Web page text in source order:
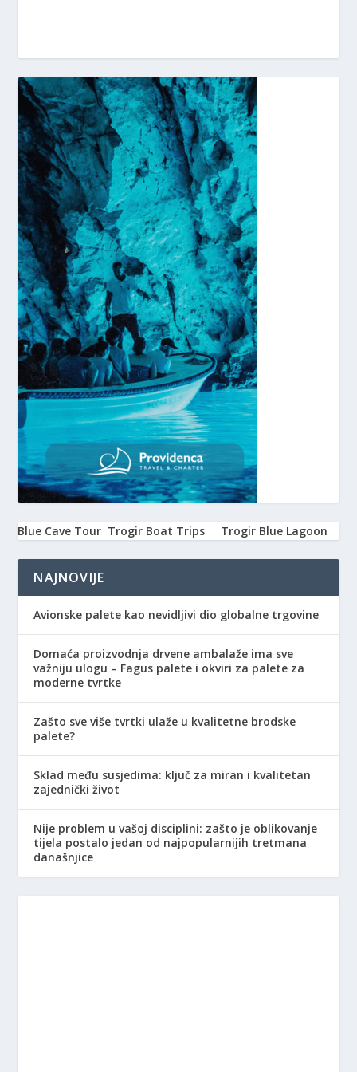
Blue Cave Tour Trogir Boat Trips Trogir Blue Lagoon
NAJNOVIJE
Avionske palete kao nevidljivi dio globalne trgovine
Domaća proizvodnja drvene ambalaže ima sve
važniju ulogu – Fagus palete i okviri za palete za
moderne tvrtke
Zašto sve više tvrtki ulaže u kvalitetne brodske
palete?
Sklad među susjedima: ključ za miran i kvalitetan
zajednički život
Nije problem u vašoj disciplini: zašto je oblikovanje
tijela postalo jedan od najpopularnijih tretmana
današnjice